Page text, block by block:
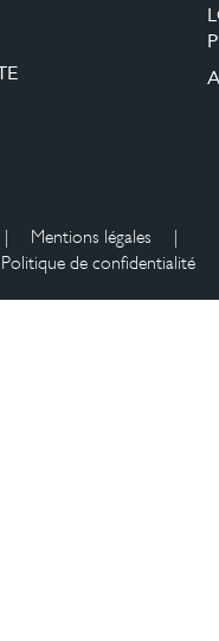
| Mentions légales
|
Politique de confidentialité